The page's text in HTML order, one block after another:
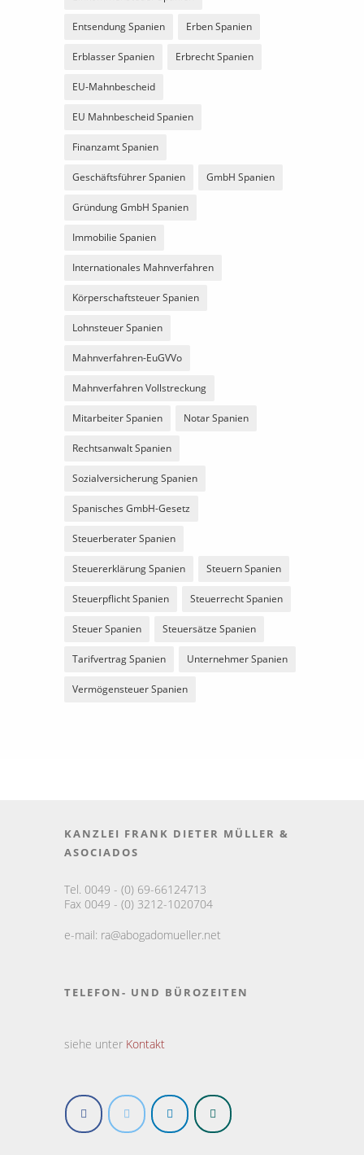
Entsendung Spanien Erben Spanien
Erblasser Spanien Erbrecht Spanien
EU-Mahnbescheid
EU Mahnbescheid Spanien
Finanzamt Spanien
Geschäftsführer Spanien GmbH Spanien
Gründung GmbH Spanien
Immobilie Spanien
Internationales Mahnverfahren
Körperschaftsteuer Spanien
Lohnsteuer Spanien
Mahnverfahren-EuGVVo
Mahnverfahren Vollstreckung
Mitarbeiter Spanien Notar Spanien
Rechtsanwalt Spanien
Sozialversicherung Spanien
Spanisches GmbH-Gesetz
Steuerberater Spanien
Steuererklärung Spanien Steuern Spanien
Steuerpflicht Spanien Steuerrecht Spanien
Steuer Spanien Steuersätze Spanien
Tarifvertrag Spanien Unternehmer Spanien
Vermögensteuer Spanien
KANZLEI FRANK DIETER MÜLLER &
ASOCIADOS
Tel. 0049 - (0) 69-66124713
Fax 0049 - (0) 3212-1020704
e-mail: ra@abogadomueller.net
TELEFON- UND BÜROZEITEN
siehe unter Kontakt